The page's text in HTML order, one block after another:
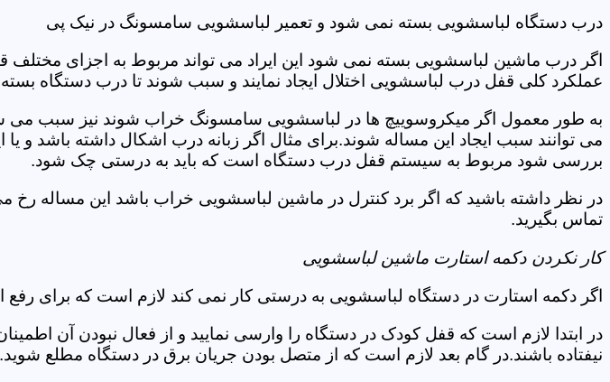
درب دستگاه لباسشویی بسته نمی شود و تعمیر لباسشویی سامسونگ در نیک پی
اگر درب ماشین لباسشویی بسته نمی شود این ایراد می تواند مربوط به اجزای مختلف
عملکرد کلی قفل درب لباسشویی اختلال ایجاد نمایند و سبب شوند تا درب دستگاه
به طور معمول اگر میکروسوییچ ها در لباسشویی سامسونگ خراب شوند نیز سبب می
می توانند سبب ایجاد این مساله شوند.برای مثال اگر زبانه درب اشکال داشته باشد و
بررسی شود مربوط به سیستم قفل درب دستگاه است که باید به درستی چک شود.
در نظر داشته باشید که اگر برد کنترل در ماشین لباسشویی خراب باشد این مساله
تماس بگیرید.
کار نکردن دکمه استارت ماشین لباسشویی
اگر دکمه استارت در دستگاه لباسشویی به درستی کار نمی کند لازم است که برای
در ابتدا لازم است که قفل کودک در دستگاه را وارسی نمایید و از فعال نبودن آن
نیفتاده باشند.در گام بعد لازم است که از متصل بودن جریان برق در دستگاه مطلع شوید.